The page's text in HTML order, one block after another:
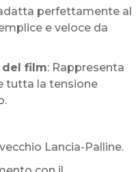
perfettamente al
e veloce da
del film: Rappresenta
tutta la tensione
Lancia-Palline.